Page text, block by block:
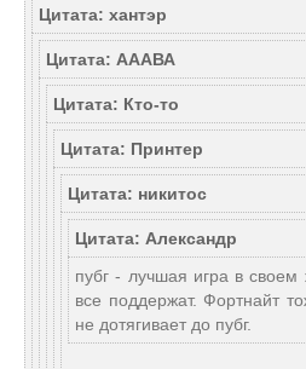
Цитата: хантэр
Цитата: АААВА
Цитата: Кто-то
Цитата: Принтер
Цитата: никитос
Цитата: Александр
пубг - лучшая игра в
все поддержат. Фортнайт
не дотягивает до пубг.